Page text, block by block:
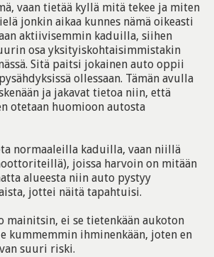
vaan tietää kyllä mitä tekee ja miten
jonkin aikaa kunnes nämä oikeasti
aktiivisemmin kaduilla, siihen
osa yksityiskohtaisimmistakin
Sitä paitsi jokainen auto oppii
ollessaan. Tämän avulla
ja jakavat tietoa niin, että
otetaan huomioon autosta
normaaleilla kaduilla, vaan niillä
joissa harvoin on mitään
alueesta niin auto pystyy
jottei näitä tapahtuisi.
mainitsin, ei se tietenkään aukoton
kummemmin ihminenkään, joten en
suuri riski.